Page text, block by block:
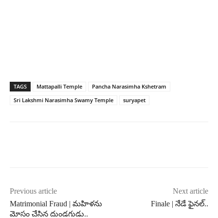
TAGS Mattapalli Temple
Pancha Narasimha Kshetram
Sri Lakshmi Narasimha Swamy Temple
suryapet
Previous article
Matrimonial Fraud | మహిళను
మోసం చేసిన దుండగుడు..
Next article
Finale | నేడే ఫైనల్..